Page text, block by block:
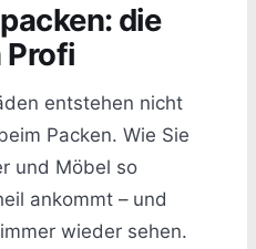
die
entstehen nicht
Packen. Wie Sie
und Möbel so
ankommt – und
wieder sehen.